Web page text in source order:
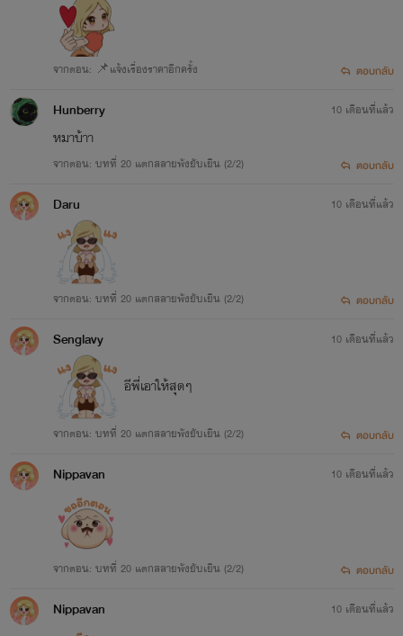
จากตอน: 📌แจ้งเรื่องราคาอีกครั้ง ตอบกลับ
Hunberry
หมาบ้าา
จากตอน: บทที่ 20 แตกสลายพังยับเยิน (2/2)
10 เดือนที่แล้ว
ตอบกลับ
Daru
จากตอน: บทที่ 20 แตกสลายพังยับเยิน (2/2)
10 เดือนที่แล้ว
ตอบกลับ
Senglavy
อีพี่เอาให้สุดๆ
จากตอน: บทที่ 20 แตกสลายพังยับเยิน (2/2)
10 เดือนที่แล้ว
ตอบกลับ
Nippavan
จากตอน: บทที่ 20 แตกสลายพังยับเยิน (2/2)
10 เดือนที่แล้ว
ตอบกลับ
Nippavan 10 เดือนที่แล้ว